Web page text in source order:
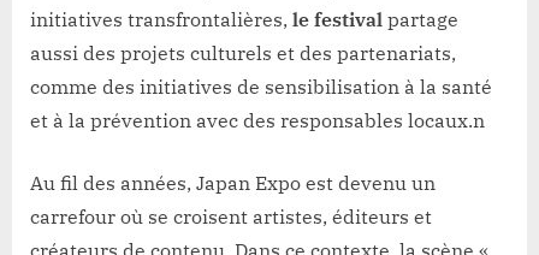
initiatives transfrontalières, le festival partage
aussi des projets culturels et des partenariats,
comme des initiatives de sensibilisation à la santé
et à la prévention avec des responsables locaux.n
Au fil des années, Japan Expo est devenu un
carrefour où se croisent artistes, éditeurs et